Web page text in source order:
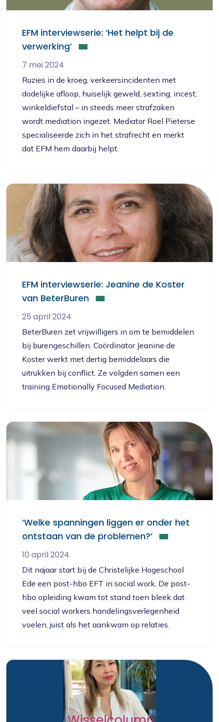
EFM interviewserie: ‘Het helpt bij de
verwerking’
7 mei 2024
Ruzies in de kroeg, verkeersincidenten met
dodelijke afloop, huiselijk geweld, sexting, incest,
winkeldiefstal – in steeds meer strafzaken
wordt mediation ingezet. Mediator Roel Pieterse
specialiseerde zich in het strafrecht en merkt
dat EFM hem daarbij helpt.
EFM interviewserie: Jeanine de Koster
van BeterBuren
25 april 2024
BeterBuren zet vrijwilligers in om te bemiddelen
bij burengeschillen. Coördinator Jeanine de
Koster werkt met dertig bemiddelaars die
uitrukken bij conflict. Ze volgden samen een
training Emotionally Focused Mediation.
‘Welke spanningen liggen er onder het
ontstaan van de problemen?’
10 april 2024
Dit najaar start bij de Christelijke Hogeschool
Ede een post-hbo EFT in social work. De post-
hbo opleiding kwam tot stand toen bleek dat
veel social workers handelingsverlegenheid
voelen, juist als het aankwam op relaties.